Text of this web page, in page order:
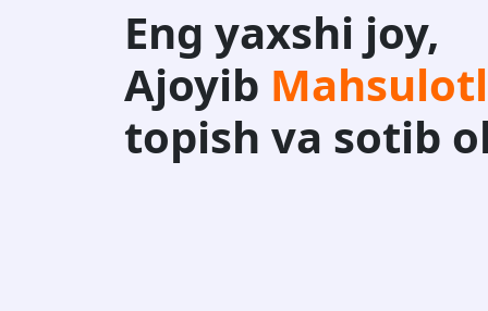
Eng yaxshi joy,
Ajoyib
topish va sotib